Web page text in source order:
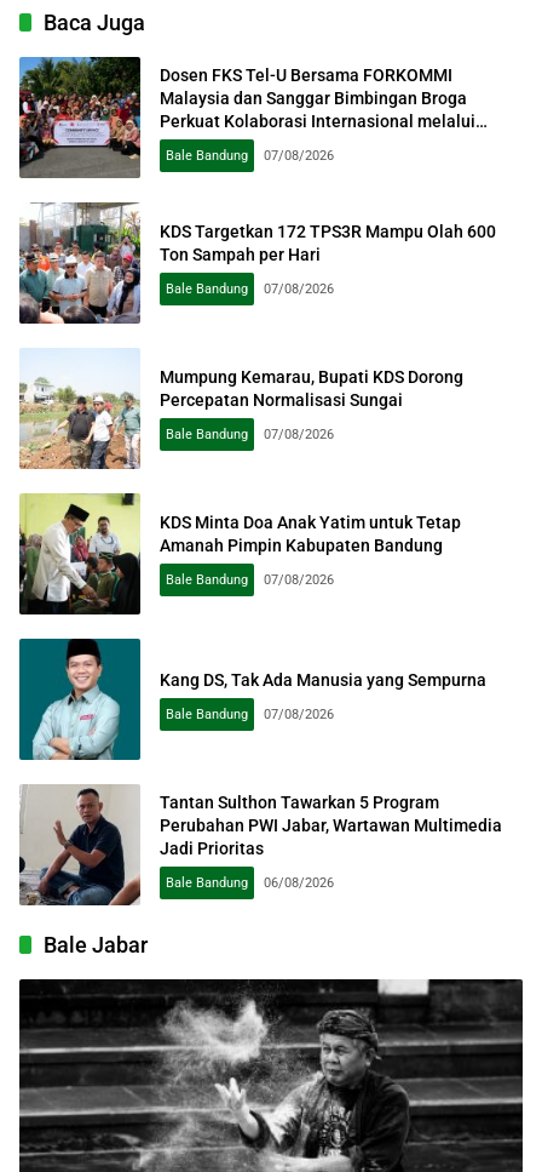
Baca Juga
Dosen FKS Tel-U Bersama FORKOMMI
Malaysia dan Sanggar Bimbingan Broga
Perkuat Kolaborasi Internasional melalui
Pengabdian kepada Masyarakat
Bale Bandung 07/08/2026
KDS Targetkan 172 TPS3R Mampu Olah 600
Ton Sampah per Hari
Bale Bandung 07/08/2026
Mumpung Kemarau, Bupati KDS Dorong
Percepatan Normalisasi Sungai
Bale Bandung 07/08/2026
KDS Minta Doa Anak Yatim untuk Tetap
Amanah Pimpin Kabupaten Bandung
Bale Bandung 07/08/2026
Kang DS, Tak Ada Manusia yang Sempurna
Bale Bandung 07/08/2026
Tantan Sulthon Tawarkan 5 Program
Perubahan PWI Jabar, Wartawan Multimedia
Jadi Prioritas
Bale Bandung 06/08/2026
Bale Jabar